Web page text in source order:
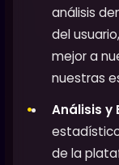
análisis
del
mejor a
nuestras
Análisis y
de la